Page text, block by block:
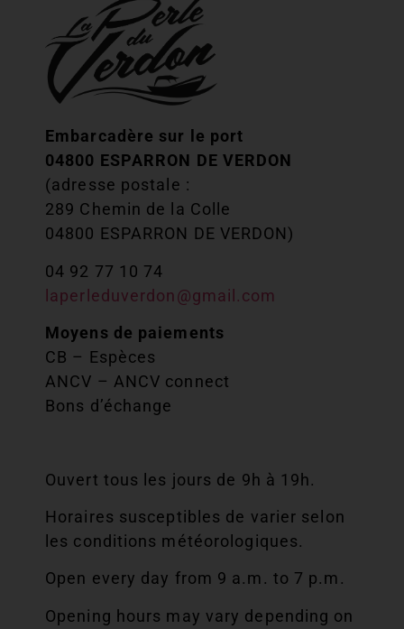
Embarcadère sur le port
04800 ESPARRON DE VERDON
(adresse postale :
289 Chemin de la Colle
04800 ESPARRON DE VERDON)
04 92 77 10 74
laperleduverdon@gmail.com
Moyens de paiements
CB – Espèces
ANCV – ANCV connect
Bons d’échange
Ouvert tous les jours de 9h à 19h.
Horaires susceptibles de varier selon
les conditions météorologiques.
Open every day from 9 a.m. to 7 p.m.
Opening hours may vary depending on